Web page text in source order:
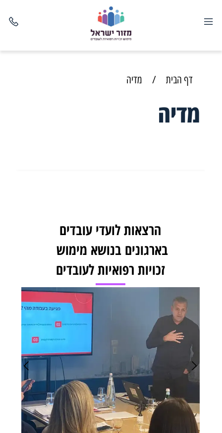
דף הבית / מדיה
מדיה
הרצאות לועדי עובדים
בארגונים בנושא מימוש
זכויות רפואיות לעובדים